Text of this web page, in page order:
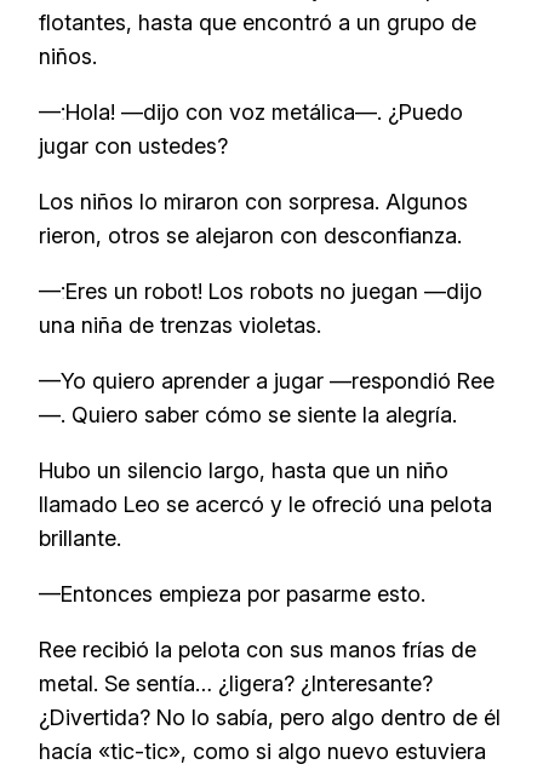
flotantes, hasta que encontró a un grupo de
niños.
—¡Hola! —dijo con voz metálica—. ¿Puedo
jugar con ustedes?
Los niños lo miraron con sorpresa. Algunos
rieron, otros se alejaron con desconfianza.
—¡Eres un robot! Los robots no juegan —dijo
una niña de trenzas violetas.
—Yo quiero aprender a jugar —respondió Ree
—. Quiero saber cómo se siente la alegría.
Hubo un silencio largo, hasta que un niño
llamado Leo se acercó y le ofreció una pelota
brillante.
—Entonces empieza por pasarme esto.
Ree recibió la pelota con sus manos frías de
metal. Se sentía… ¿ligera? ¿Interesante?
¿Divertida? No lo sabía, pero algo dentro de él
hacía «tic-tic», como si algo nuevo estuviera